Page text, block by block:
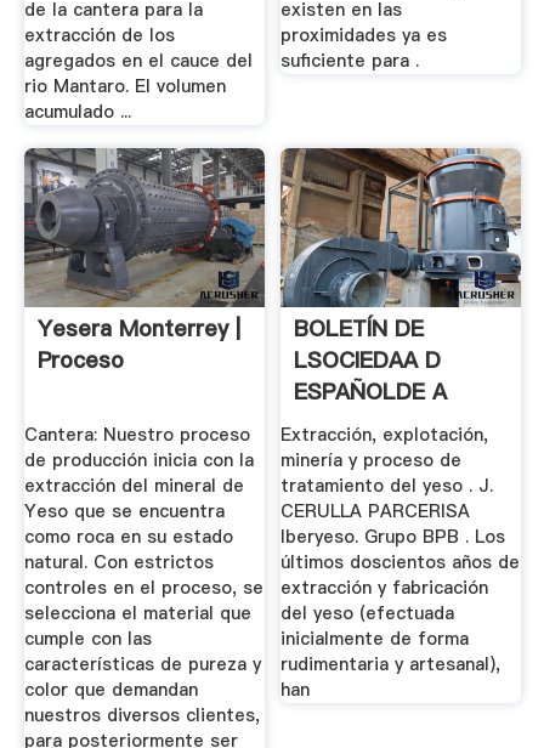
de la cantera para la
extracción de los
agregados en el cauce del
rio Mantaro. El volumen
acumulado ...
existen en las
proximidades ya es
suficiente para .
Yesera Monterrey |
Proceso
Cantera: Nuestro proceso
de producción inicia con la
extracción del mineral de
Yeso que se encuentra
como roca en su estado
natural. Con estrictos
controles en el proceso, se
selecciona el material que
cumple con las
características de pureza y
color que demandan
nuestros diversos clientes,
para posteriormente ser
BOLETÍN DE
LSOCIEDAA D
ESPAÑOLDE A
Cerámica Y Vidrio
...
Extracción, explotación,
minería y proceso de
tratamiento del yeso . J.
CERULLA PARCERISA
Iberyeso. Grupo BPB . Los
últimos doscientos años de
extracción y fabricación
del yeso (efectuada
inicialmente de forma
rudimentaria y artesanal),
han